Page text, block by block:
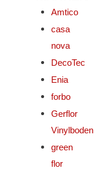
Amtico
casa
nova
DecoTec
Enia
forbo
Gerflor
Vinylboden
green
flor